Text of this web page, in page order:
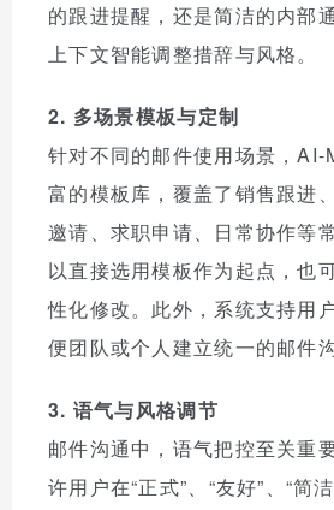
的跟进提醒，还是简洁的内部
上下文智能调整措辞与风格。
2. 多场景模板与定制
针对不同的邮件使用场景，
富的模板库，覆盖了销售跟进
邀请、求职申请、日常协作等
以直接选用模板作为起点，也
性化修改。此外，系统支持用
便团队或个人建立统一的邮件
3. 语气与风格调节
邮件沟通中，语气把控至关重
许用户在“正式”、“友好”、“简